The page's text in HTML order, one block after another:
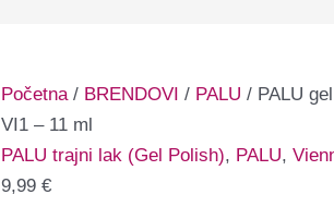
Početna/ BRENDOVI / PALU / PALU
VI1 – 11 ml
PALU trajni lak (Gel Polish), PALU,
9,99 €